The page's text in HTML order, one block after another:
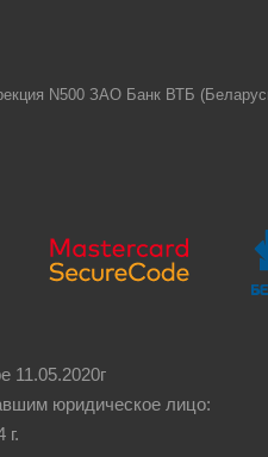
N500 ЗАО Банк ВТБ
11.05.2020г
юридическое лицо:
г.